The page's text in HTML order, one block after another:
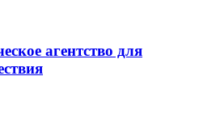
агентство для